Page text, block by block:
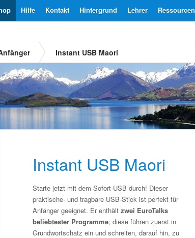
Ressourcen
Lehrer
Hintergrund
Kontakt
Hilfe
Instant USB Maori
Instant USB Maori
Starte jetzt mit dem Sofort-USB durch! Dieser
praktische- und tragbare USB-Stick ist perfekt für
Anfänger geeignet. Er enthält zwei EuroTalks
beliebtester Programme; diese führen zuerst in
Grundwortschatz ein und schreiten, darauf hin, zu